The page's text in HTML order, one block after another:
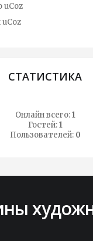
uCoz
uCoz
СТАТИСТИКА
Онлайн всего:1
Гостей:1
Пользователей: 0